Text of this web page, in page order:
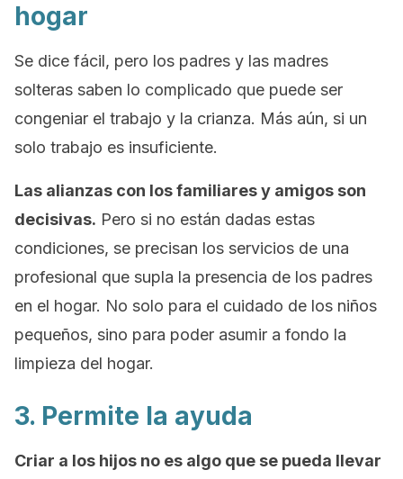
hogar
Se dice fácil, pero los padres y las madres
solteras saben lo complicado que puede ser
congeniar el trabajo y la crianza. Más aún, si un
solo trabajo es insuficiente.
Las alianzas con los familiares y amigos son
decisivas. Pero si no están dadas estas
condiciones, se precisan los servicios de una
profesional que supla la presencia de los padres
en el hogar. No solo para el cuidado de los niños
pequeños, sino para poder asumir a fondo la
limpieza del hogar.
3. Permite la ayuda
Criar a los hijos no es algo que se pueda llevar